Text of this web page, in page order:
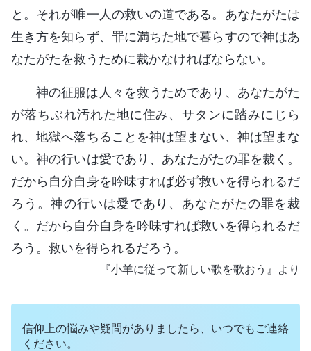
と。それが唯一人の救いの道である。あなたがたは
生き方を知らず、罪に満ちた地で暮らすので神はあ
なたがたを救うために裁かなければならない。
神の征服は人々を救うためであり、あなたがた
が落ちぶれ汚れた地に住み、サタンに踏みにじら
れ、地獄へ落ちることを神は望まない、神は望まな
い。神の行いは愛であり、あなたがたの罪を裁く。
だから自分自身を吟味すれば必ず救いを得られるだ
ろう。神の行いは愛であり、あなたがたの罪を裁
く。だから自分自身を吟味すれば救いを得られるだ
ろう。救いを得られるだろう。
『小羊に従って新しい歌を歌おう』より
信仰上の悩みや疑問がありましたら、いつでもご連絡
ください。